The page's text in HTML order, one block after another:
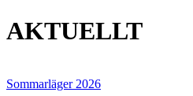
AKTUELLT
Sommarläger 2026